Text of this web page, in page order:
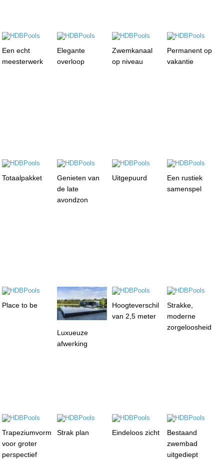
Een echt
meesterwerk
Elegante
overloop
Zwemkanaal
op niveau
Permanent op
vakantie
Totaalpakket
Genieten van
de late
avondzon
Uitgepuurd
Een rustiek
samenspel
Place to be
Luxueuze
afwerking
Hoogteverschil
van 2,5 meter
Strakke,
moderne
zorgeloosheid
Trapeziumvorm
voor groter
perspectief
Strak plan Eindeloos zicht
Bestaand
zwembad
uitgediept